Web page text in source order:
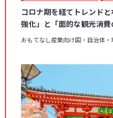
コロナ期を経てトレンド
強化」と「面的な観光消
おもてなし産業向け国・自治体